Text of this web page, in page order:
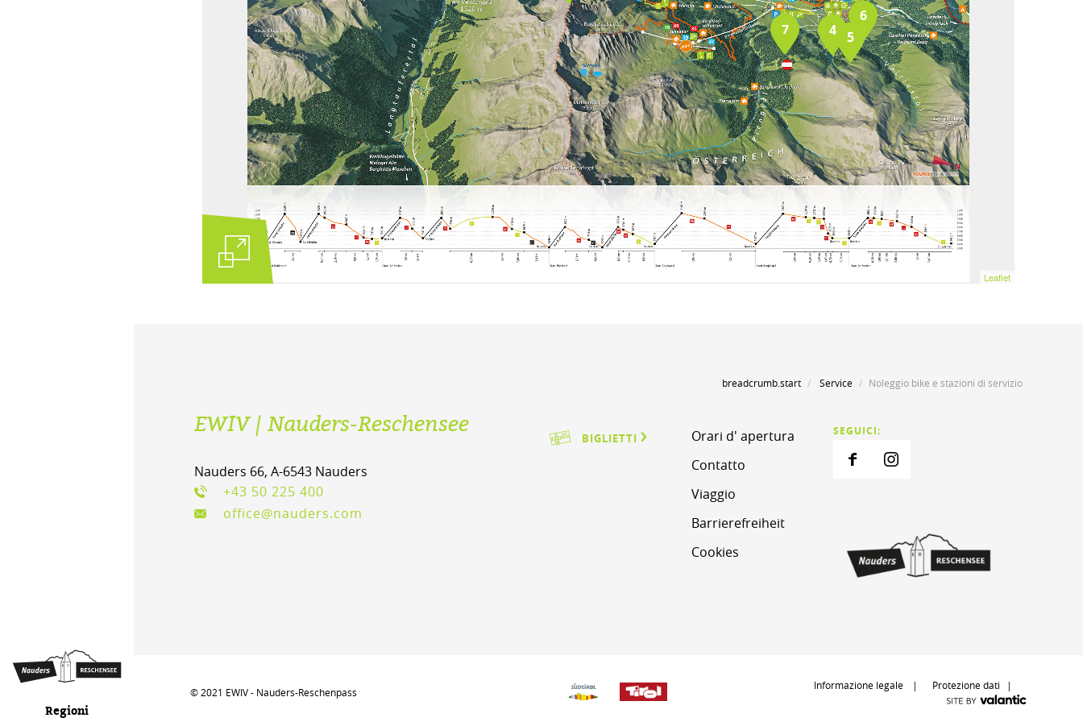
Regioni
4 5
6
7
Leaflet
breadcrumb.start Service Noleggio bike e stazioni di servizio
EWIV | Nauders-Reschensee
Nauders 66, A-6543 Nauders
+43 50 225 400
office@nauders.com
BIGLIETTI
Orari d' apertura
Contatto
Viaggio
Barrierefreiheit
Cookies
SEGUICI:
© 2021 EWIV - Nauders-Reschenpass
Informazione legale Protezione dati